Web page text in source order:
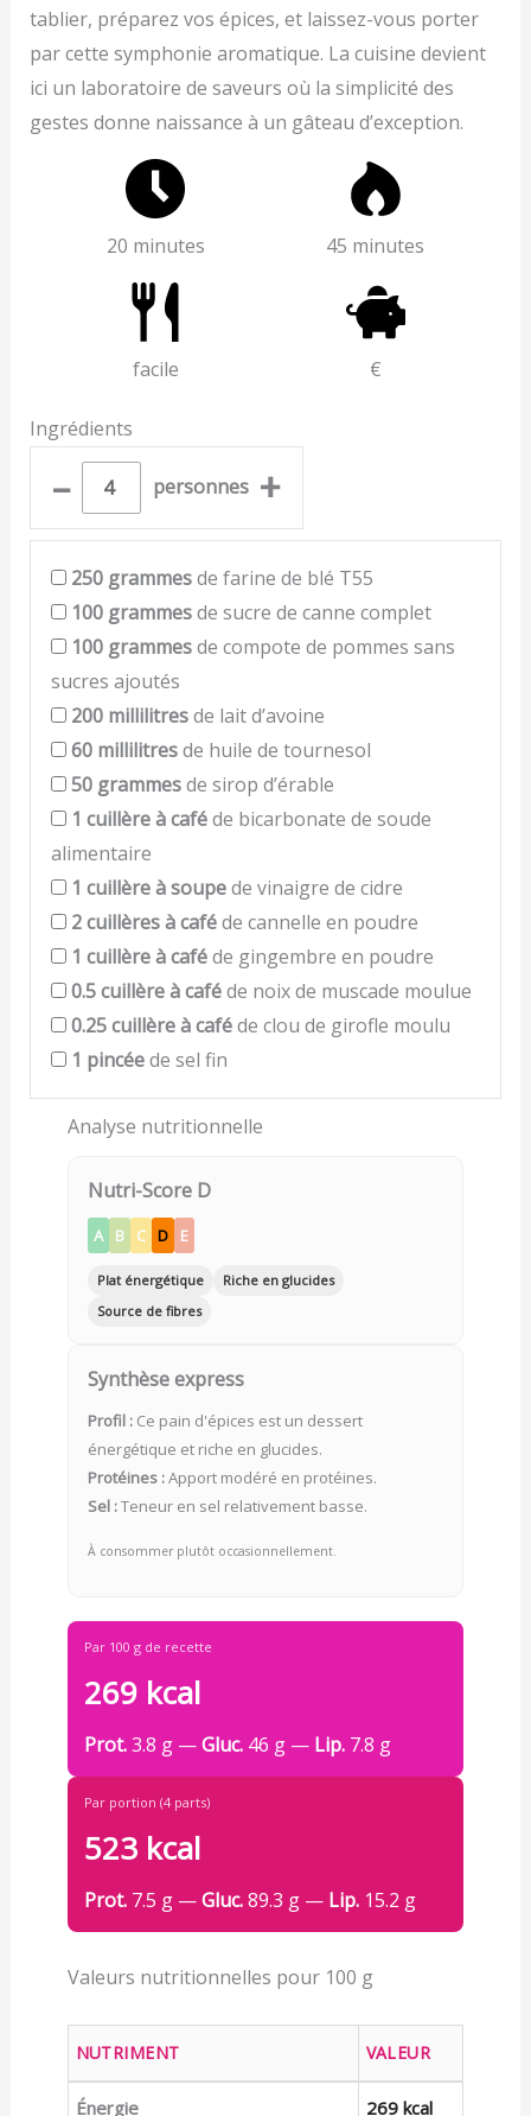
tablier, préparez vos épices, et laissez-vous porter
par cette symphonie aromatique. La cuisine devient
ici un laboratoire de saveurs où la simplicité des
gestes donne naissance à un gâteau d’exception.
20 minutes 45 minutes
facile €
Ingrédients
– personnes +
250 grammesde farine de blé T55
100 grammesde sucre de canne complet
100 grammesde compote de pommes sans
sucres ajoutés
200 millilitresde lait d’avoine
60 millilitresde huile de tournesol
50 grammesde sirop d’érable
1 cuillère à caféde bicarbonate de soude
alimentaire
1 cuillère à soupede vinaigre de cidre
2cuillères à caféde cannelle en poudre
1 cuillère à caféde gingembre en poudre
0.5cuillère à caféde noix de muscade moulue
0.25cuillère à caféde clou de girofle moulu
1 pincéede sel fin
Analyse nutritionnelle
Nutri-Score D
A B C D E
Plat énergétique
Riche en glucides
Source de fibres
Synthèse express
Profil :Ce pain d'épices est un dessert
énergétique et riche en glucides.
Protéines :Apport modéré en protéines.
Sel :Teneur en sel relativement basse.
À consommer plutôt occasionnellement.
Par 100 g de recette
269 kcal
Prot.3.8 g —Gluc.46 g — Lip.7.8 g
Par portion (4 parts)
523 kcal
Prot.7.5 g —Gluc.89.3 g — Lip.15.2 g
Valeurs nutritionnelles pour 100 g
NUTRIMENT VALEUR
Énergie 269 kcal